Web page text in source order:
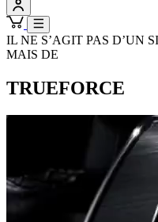
IL NE S’AGIT PAS D’UN
MAIS DE
TRUEFORCE